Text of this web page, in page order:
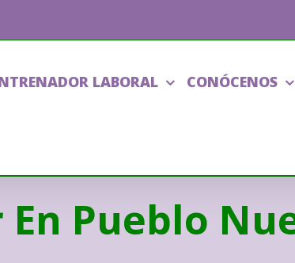
LABORAL CONÓCENOS
Pueblo